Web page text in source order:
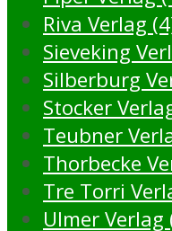
Riva Verlag
Sieveking
Silberburg
Stocker
Teubner
Thorbecke
Tre Torri
Ulmer Verlag